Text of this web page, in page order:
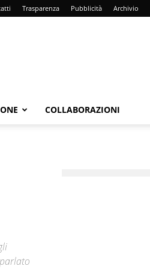
Trasparenza Pubblicità Archivio
COLLABORAZIONI